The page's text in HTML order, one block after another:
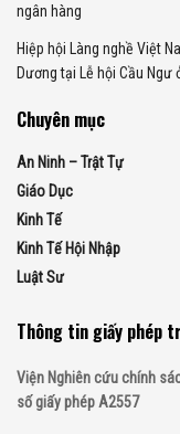
ngân hàng
Hiệp hội Làng nghề Việt
Dương tại Lễ hội Cầu
Chuyên mục
An Ninh – Trật Tự
Giáo Dục
Kinh Tế
Kinh Tế Hội Nhập
Luật Sư
Thông tin giấy phép
Viện Nghiên cứu chính
số giấy phép A2557